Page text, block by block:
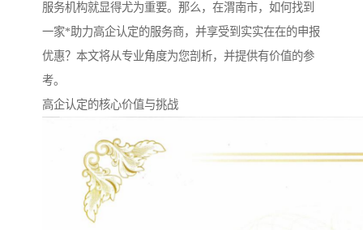
服务机构就显得尤为重要。那么，在渭南市，如何找到
一家*助力高企认定的服务商，并享受到实实在在的申报
优惠？本文将从专业角度为您剖析，并提供有价值的参
考。
高企认定的核心价值与挑战